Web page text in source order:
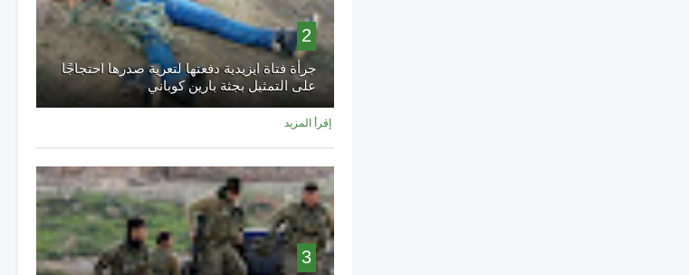
2
جرأة فتاة ايزيدية دفعتها لتعرية صدرها احتجاجًا
على التمثيل بجثة بارين كوباني
إقرأ المزيد
3